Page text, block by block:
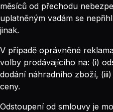
měsíců od přechodu
uplatněným vadám se
jinak.
V případě oprávněné
volby prodávajícího na: (i)
dodání náhradního zboží,
ceny.
Odstoupení od smlouvy je